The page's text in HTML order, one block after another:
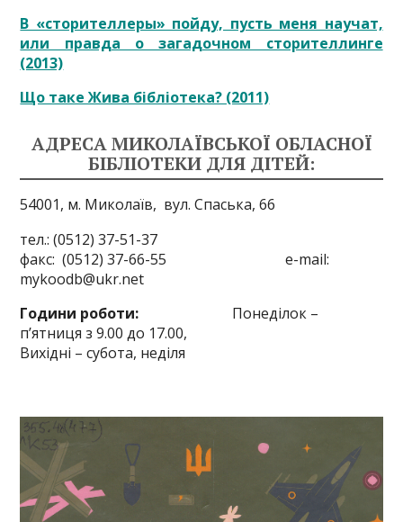
В «сторителлеры» пойду, пусть меня научат,
или правда о загадочном сторителлинге
(2013)
Що таке Жива бібліотека? (2011)
АДРЕСА МИКОЛАЇВСЬКОЇ ОБЛАСНОЇ
БІБЛІОТЕКИ ДЛЯ ДІТЕЙ:
54001, м. Миколаїв, вул. Спаська, 66
тел.: (0512) 37-51-37
факс: (0512) 37-66-55 e-mail:
mykoodb@ukr.net
Години роботи: Понеділок –
п’ятниця з 9.00 до 17.00,
Вихідні – субота, неділя